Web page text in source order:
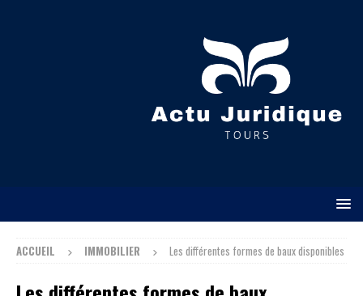
ACCUEIL IMMOBILIER Les différentes formes de baux disponibles